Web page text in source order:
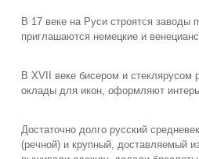
В 17 веке на Руси строятся заводы
приглашаются немецкие и
В XVII веке бисером и
оклады для икон, оформляют
Достаточно долго русский
(речной) и крупный, доставляемый